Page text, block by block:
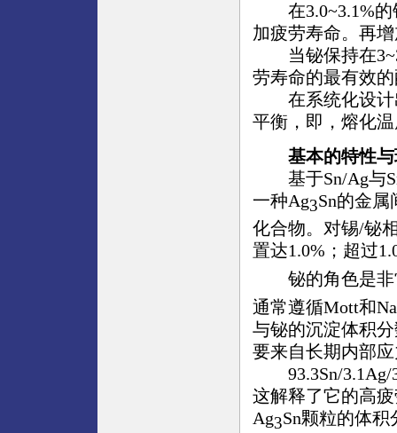
在3.0~3.1%的
加疲劳寿命。再
当铋保持在
劳寿命的最有效
在系统化设计
平衡，即，熔化
基本的特性
基于Sn/Ag与
一种Ag3Sn的金
化合物。对锡/铋
置达1.0%；超过
铋的角色是非
通常遵循Mott和
与铋的沉淀体积
要来自长期内部
93.3Sn/3.1Ag/
这解释了它的高
Ag3Sn颗粒的体